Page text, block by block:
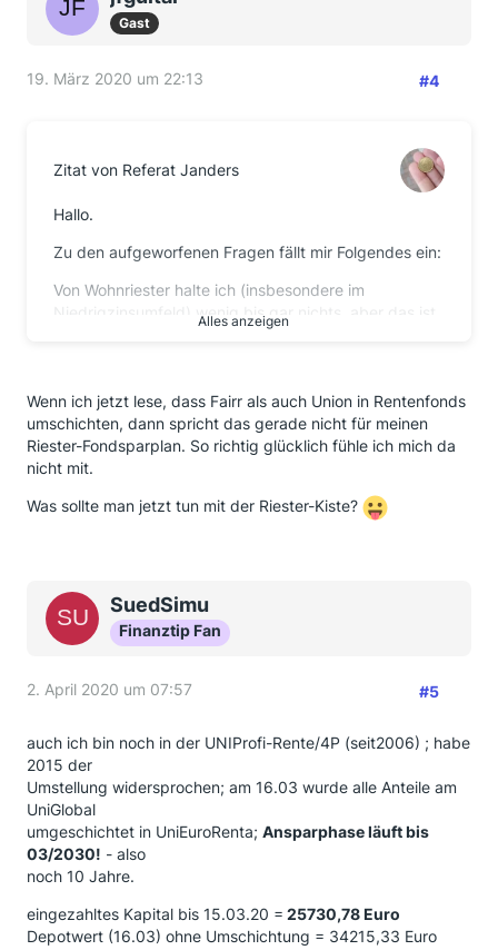
Gast
19. März 2020 um 22:13 #4
Zitat von Referat Janders
Hallo.
Zu den aufgeworfenen Fragen fällt mir Folgendes ein:
Von Wohnriester halte ich (insbesondere im
Niedrigzinsumfeld) wenig bis gar nichts, aber das ist
jahrzehntealten Reform auffangen und wird hinterher
nicht den Unterschied zwischen Wohnschließfach
und herrschaftlicher Villa ausmachen. Daher sollte ein
jeder Riestervertrag durch einen ETF-Sparplan
hält) ersetzt werden.
Überlegung wert.
Das Geld für den Immobilienerwerb sollte aufgrund
der geringen Vorlaufzeit natürlich nicht in ETFs
Alles anzeigen
Wenn ich jetzt lese, dass Fairr als auch Union in Rentenfonds
umschichten, dann spricht das gerade nicht für meinen
Riester-Fondsparplan. So richtig glücklich fühle ich mich da
nicht mit.
Was sollte man jetzt tun mit der Riester-Kiste?
SuedSimu
Finanztip Fan
2. April 2020 um 07:57 #5
auch ich bin noch in der UNIProfi-Rente/4P (seit2006) ; habe
2015 der
Umstellung widersprochen; am 16.03 wurde alle Anteile am
UniGlobal
umgeschichtet in UniEuroRenta; Ansparphase läuft bis
03/2030! - also
noch 10 Jahre.
eingezahltes Kapital bis 15.03.20 = 25730,78 Euro
Depotwert (16.03) ohne Umschichtung = 34215,33 Euro